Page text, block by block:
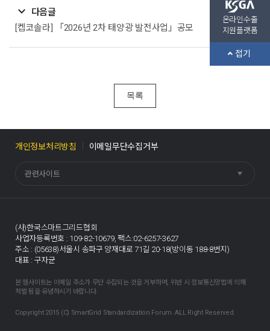
온라인수출
지원플랫폼
접기
다음글
[켑코솔라] 「2026년 2차 태양광 발전사업」공모
목록
개인정보처리방침 이메일무단수집거부
관련사이트
(사)한국스마트그리드협회
사업자등록번호 : 109-82-10679, 팩스:02-6257-3627
주소 : (05638)서울시 송파구 양재대로 71길 20-18(방이동 188-8번지)
대표 : 구자균
본 웹사이트는 이메일 주소가 무단 수집되는 것을 거부하며, 위반 시 정보통신망법에 의해
처벌 됨을 유념하시기 바랍니다.
Copyright 2015 (C) SmartGrid Standardization Forum. ALL Right Reserved.